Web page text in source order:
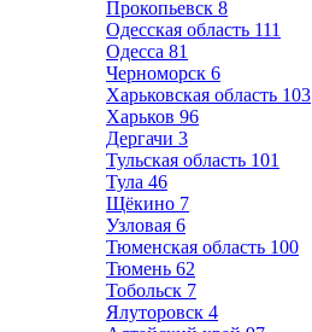
Прокопьевск 8
Одесская область 111
Одесса 81
Черноморск 6
Харьковская область 103
Харьков 96
Дергачи 3
Тульская область 101
Тула 46
Щёкино 7
Узловая 6
Тюменская область 100
Тюмень 62
Тобольск 7
Ялуторовск 4